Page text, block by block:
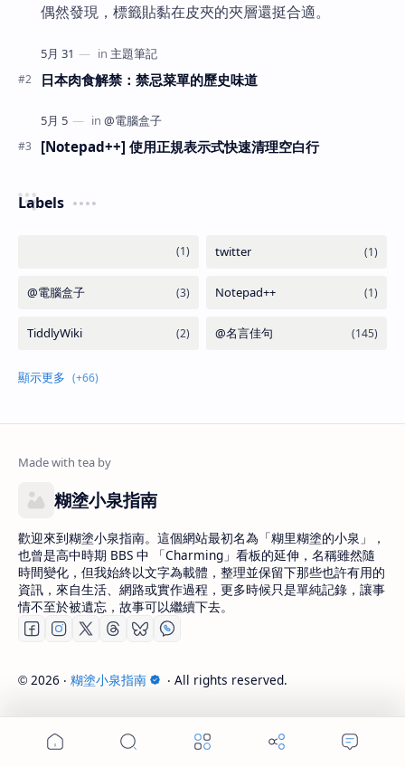
偶然發現，標籤貼黏在皮夾的夾層還挺合適。
日本肉食解禁：禁忌菜單的歷史味道
[Notepad++] 使用正規表示式快速清理空白行
Labels
糊塗小泉指南
歡迎來到糊塗小泉指南。這個網站最初名為「糊里糊塗的小泉」，
也曾是高中時期 BBS 中 「Charming」看板的延伸，名稱雖然隨
時間變化，但我始終以文字為載體，整理並保留下那些也許有用的
資訊，來自生活、網路或實作過程，更多時候只是單純記錄，讓事
情不至於被遺忘，故事可以繼續下去。
© 2026 ‧ 糊塗小泉指南 ‧ All rights reserved.